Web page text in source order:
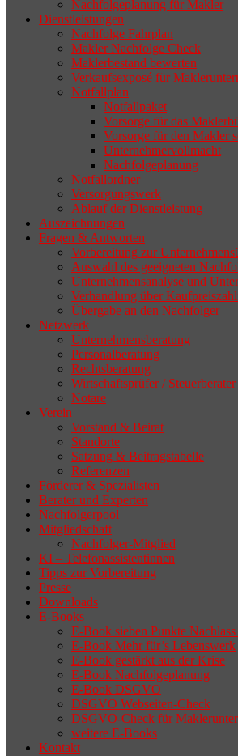
geeigneten Nachfolger
selten die Geschäftsaufgabe.
Nachfolgeplanung für Makler
Dienstleistungen
Nachfolge Fahrplan
Makler Nachfolge Check
Maklerbestand bewerten
Verkaufsexposé für
Notfallplan
Notfallpaket
Vorsorge für das
Vorsorge für den Makler
Unternehmervollmacht
Nachfolgeplanung
Notfallordner
Versorgungswerk
Ablauf der Dienstleistung
Auszeichnungen
Fragen & Antworten
Vorbereitung zur
Auswahl des geeigneten
Unternehmensanalyse und
Verhandlung über
Übergabe an den Nachfolger
Netzwerk
Unternehmensberatung
Personalberatung
Rechtsberatung
Wirtschaftsprüfer / Steuerberater
Notare
Verein
Vorstand & Beirat
Standorte
Satzung & Beitragstabelle
Referenzen
Förderer & Spezialisten
Berater und Experten
Nachfolgerpool
Mitgliedschaft
Nachfolger-Mitglied
KI – Telefonassistentinnen
Tipps zur Vorbereitung
Presse
Downloads
E-Books
E-Book sieben Punkte Nachlass
E-Book Mehr für’s Lebenswerk
E-Book gestärkt aus der Krise
E-Book Nachfolgeplanung
E-Book DSGVO
DSGVO Webseiten-Check
DSGVO-Check für
weitere E-Books
Kontakt